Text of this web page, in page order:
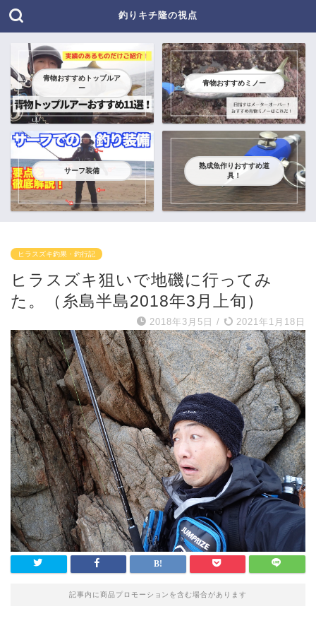
釣りキチ隆の視点
青物おすすめトップルア
ー
青物おすすめミノー
サーフ装備
熟成魚作りおすすめ道
具！
ヒラスズキ釣果・釣行記
ヒラスズキ狙いで地磯に行ってみ
た。（糸島半島2018年3月上旬）
2018年3月5日 / 2021年1月18日
記事内に商品プロモーションを含む場合があります